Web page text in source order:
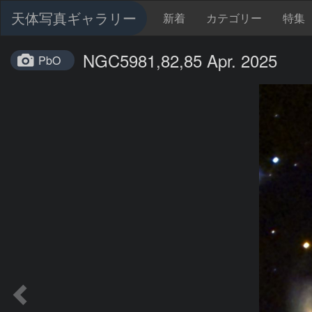
天体写真ギャラリー 新着 カテゴリー 特集
PbO NGC5981,82,85 Apr. 2025